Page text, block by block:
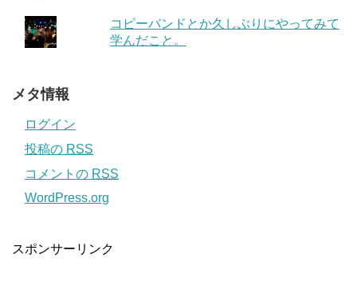
コピーバンドとか久しぶりにやってみて
学んだこと。
メタ情報
ログイン
投稿の RSS
コメントの RSS
WordPress.org
スポンサーリンク